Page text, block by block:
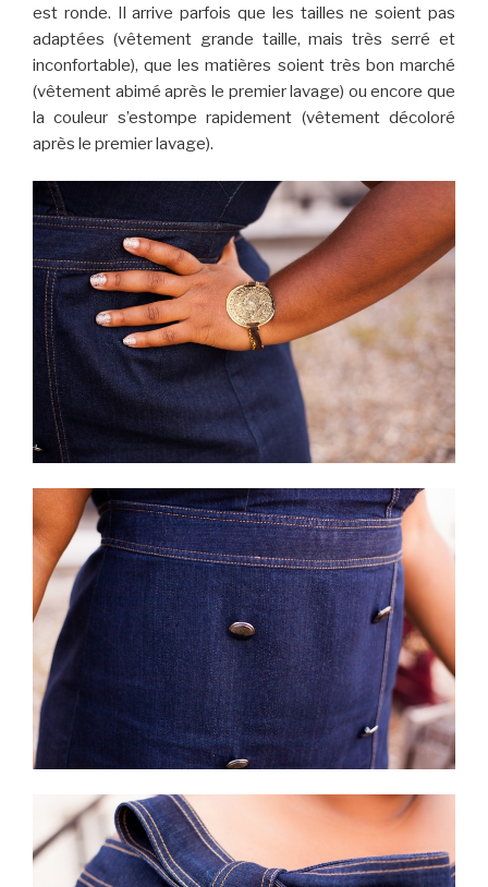
est ronde. Il arrive parfois que les tailles ne soient pas
adaptées (vêtement grande taille, mais très serré et
inconfortable), que les matières soient très bon marché
(vêtement abimé après le premier lavage) ou encore que
la couleur s’estompe rapidement (vêtement décoloré
après le premier lavage).